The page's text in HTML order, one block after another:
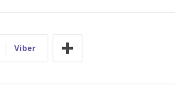
Viber